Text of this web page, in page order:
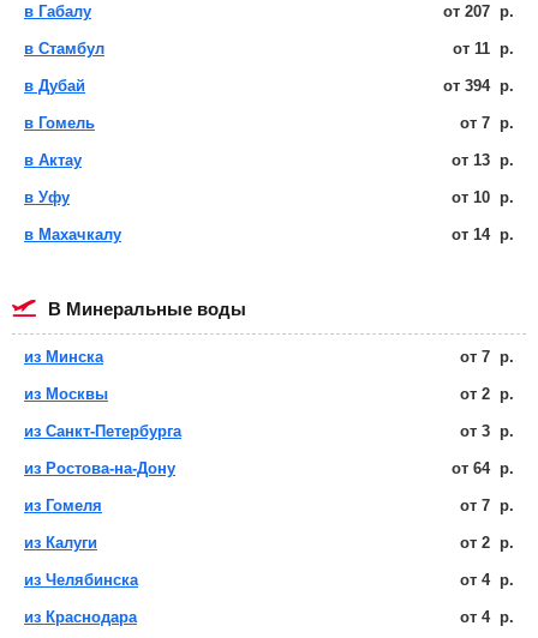
в Габалу от 207 р.
в Стамбул от 11 р.
в Дубай от 394 р.
в Гомель от 7 р.
в Актау от 13 р.
в Уфу от 10 р.
в Махачкалу от 14 р.
в Минеральные воды
из Минска от 7 р.
из Москвы от 2 р.
из Санкт-Петербурга от 3 р.
из Ростова-на-Дону от 64 р.
из Гомеля от 7 р.
из Калуги от 2 р.
из Челябинска от 4 р.
из Краснодара от 4 р.